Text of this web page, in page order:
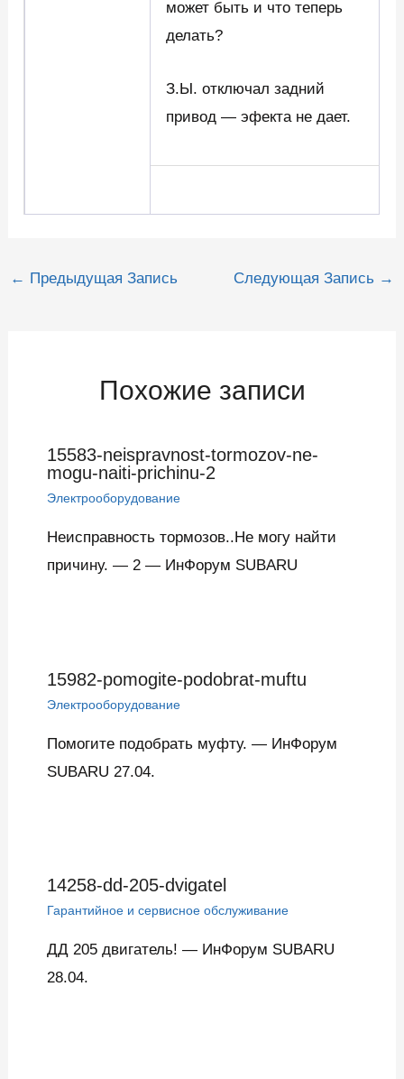
может быть и что теперь
делать?
З.Ы. отключал задний
привод — эфекта не дает.
Навигация
← Предыдущая Запись Следующая Запись →
Похожие записи
15583-neispravnost-tormozov-ne-
mogu-naiti-prichinu-2
Электрооборудование
Неисправность тормозов..Не могу найти
причину. — 2 — ИнФорум SUBARU
15982-pomogite-podobrat-muftu
Электрооборудование
Помогите подобрать муфту. — ИнФорум
SUBARU 27.04.
14258-dd-205-dvigatel
Гарантийное и сервисное обслуживание
ДД 205 двигатель! — ИнФорум SUBARU
28.04.